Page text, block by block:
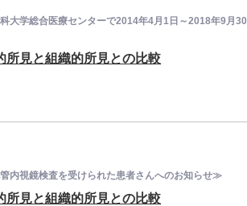
大学総合医療センターで2014年4月1日～2018年9月30
所見と組織的所見との比較
内視鏡検査を受けられた患者さんへのお知らせ≫
所見と組織的所見との比較